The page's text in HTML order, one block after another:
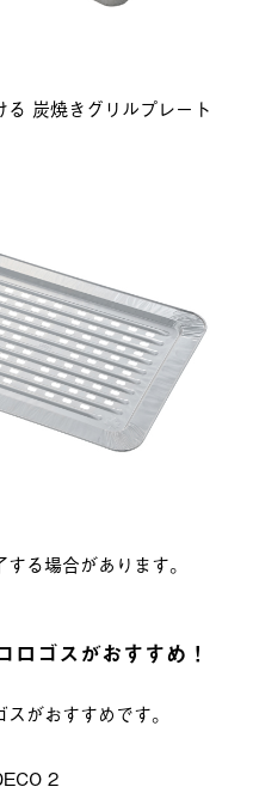
る 炭焼きグリルプレート
る場合があります。
ロゴスがおすすめ！
がおすすめです。
2